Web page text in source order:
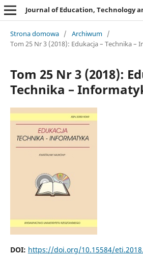
Journal of Education, Technology
Strona domowa / Archiwum /
Tom 25 Nr 3 (2018): Edukacja – Technika –
Tom 25 Nr 3 (2018):
Technika –
DOI: https://doi.org/10.15584/